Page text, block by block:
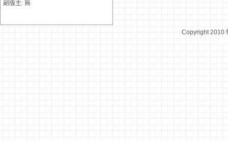
副版主: 無
Copyright 2010